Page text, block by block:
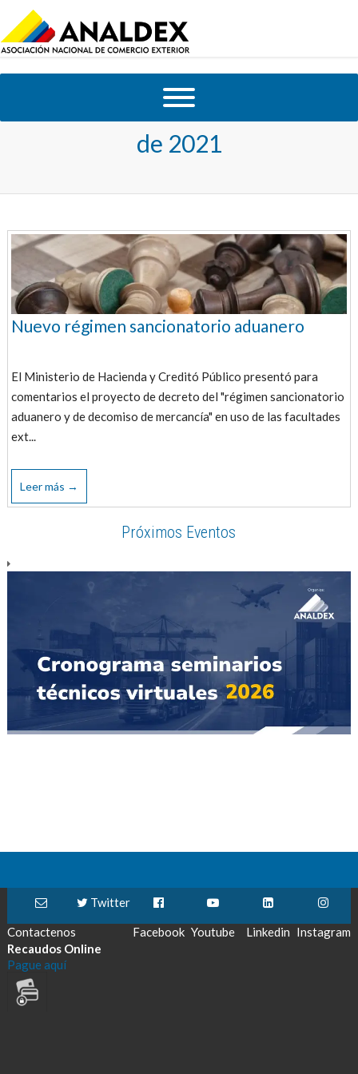
Tag Archives:sentencia C-441
de 2021
Nuevo régimen sancionatorio aduanero
El Ministerio de Hacienda y Creditó Público presentó para
comentarios el proyecto de decreto del "régimen sancionatorio
aduanero y de decomiso de mercancía" en uso de las facultades
ext...
Leer más →
Próximos Eventos
Contactenos
Twitter
Facebook Youtube Linkedin Instagram
Recaudos Online
Pague aquí